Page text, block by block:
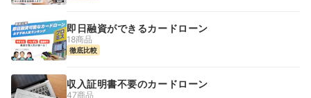
即日融資ができるカードローン
18商品
徹底比較
収入証明書不要のカードローン
47商品